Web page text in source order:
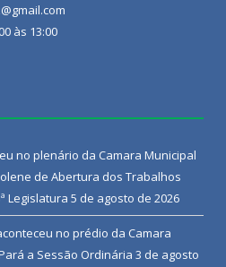
às 13:00
no plenário da Camara Municipal
de Abertura dos Trabalhos
Legislatura 5 de agosto de 2026
no prédio da Camara
a Sessão Ordinária 3 de agosto